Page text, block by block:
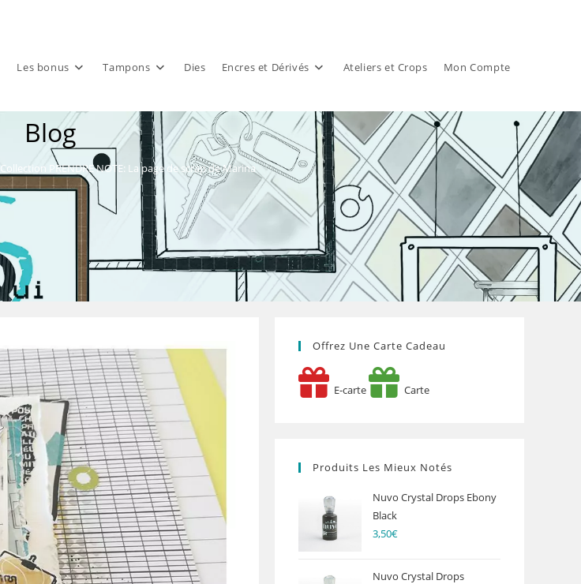
Les bonus Tampons Dies Encres et Dérivés Ateliers et Crops Mon Compte
Blog
Collection PRENDRE NOTE: La page de scrap de Marina
Offrez Une Carte Cadeau
E-carte Carte
Produits Les Mieux Notés
Nuvo Crystal Drops Ebony
Black
3,50€
Nuvo Crystal Drops